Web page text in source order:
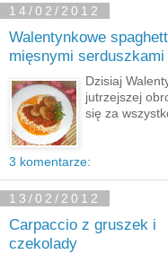
14/02/2012
Walentynkowe
mięsnymi serduszkami
Dzisiaj
jutrzejszej
się za
3 komentarze:
13/02/2012
Carpaccio z gruszek i
czekolady